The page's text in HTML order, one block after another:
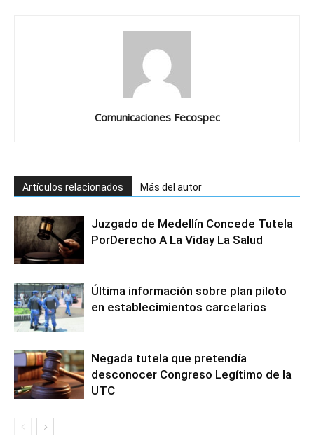
Comunicaciones Fecospec
Artículos relacionados Más del autor
Juzgado de Medellín Concede Tutela
PorDerecho A La Viday La Salud
Última información sobre plan piloto
en establecimientos carcelarios
Negada tutela que pretendía
desconocer Congreso Legítimo de la
UTC